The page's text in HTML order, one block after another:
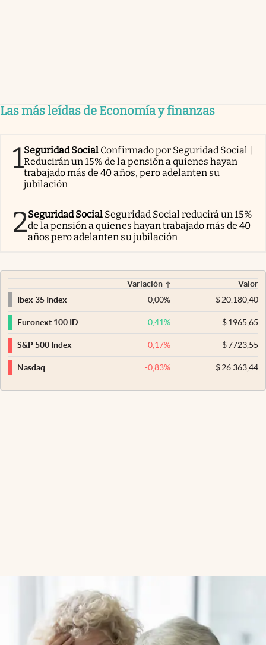
Las más leídas de Economía y finanzas
1Seguridad Social Confirmado por Seguridad Social |
Reducirán un 15% de la pensión a quienes hayan
trabajado más de 40 años, pero adelanten su
jubilación
2Seguridad Social Seguridad Social reducirá un 15%
de la pensión a quienes hayan trabajado más de 40
años pero adelanten su jubilación
Variación
Valor
Ibex 35 Index
0,00% $20.180,40
Euronext 100 ID 0,41% $1965,65
S&P 500 Index -0,17% $7723,55
Nasdaq -0,83% $26.363,44